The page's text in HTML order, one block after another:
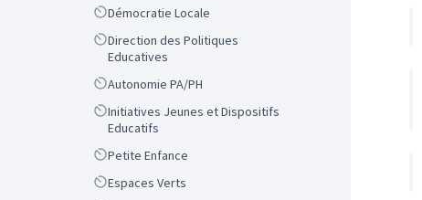
ScopeDémocratie Locale
Scope
Direction des Politiques
Educatives
ScopeAutonomie PA/PH
Scope
Initiatives Jeunes et Dispositifs
Educatifs
ScopePetite Enfance
ScopeEspaces Verts